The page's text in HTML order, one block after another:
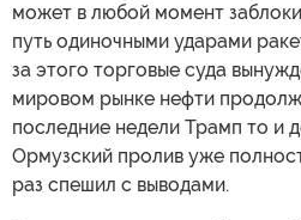
может в любой момент
путь одиночными ударами
за этого торговые суда
мировом рынке нефти
последние недели Трамп то и
Ормузский пролив уже
раз спешил с выводами.